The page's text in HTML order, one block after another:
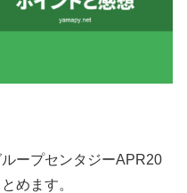
ープセンタジーAPR20
めます。